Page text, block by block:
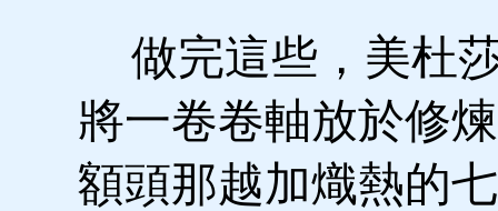
做完這些，美杜
將一卷卷軸放於修
額頭那越加熾熱的